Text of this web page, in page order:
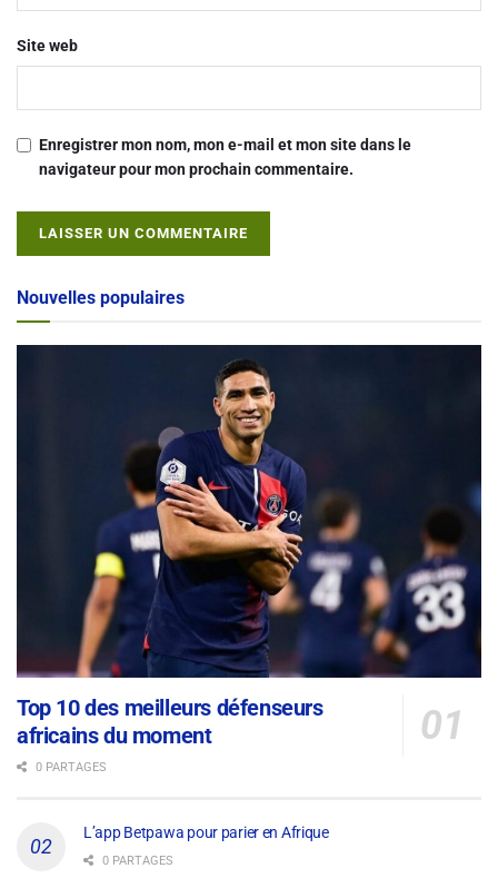
Site web
Enregistrer mon nom, mon e-mail et mon site dans le
navigateur pour mon prochain commentaire.
Alternative:
Nouvelles populaires
Top 10 des meilleurs défenseurs
africains du moment
0 PARTAGES
L’app Betpawa pour parier en Afrique
0 PARTAGES